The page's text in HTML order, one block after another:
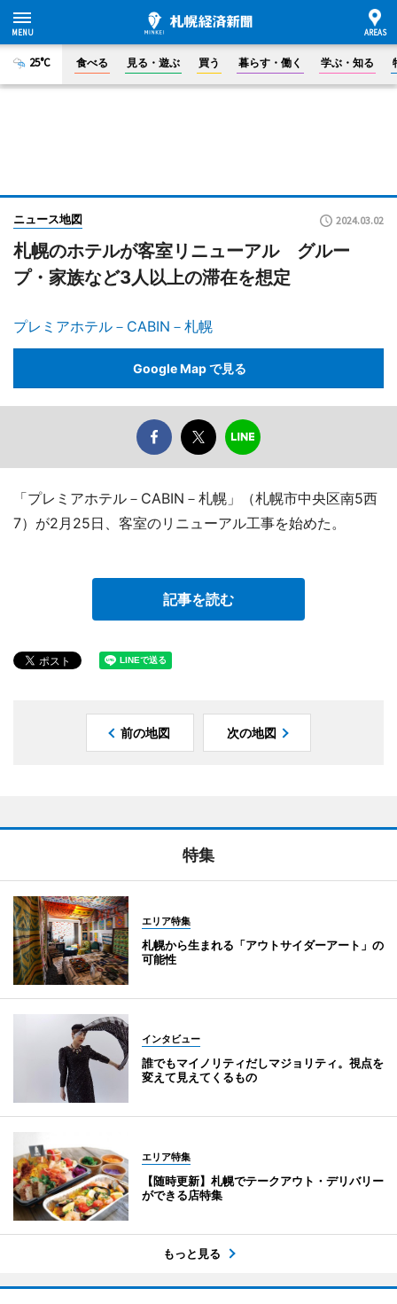
25°C 食べる 見る・遊ぶ 買う 暮らす・働く 学ぶ・知る
ニュース地図 2024.03.02
札幌のホテルが客室リニューアル グルー
プ・家族など3人以上の滞在を想定
プレミアホテル－CABIN－札幌
Google Map で見る
「プレミアホテル－CABIN－札幌」（札幌市中央区南5西
7）が2月25日、客室のリニューアル工事を始めた。
記事を読む
前の地図 次の地図
特集
エリア特集
札幌から生まれる「アウトサイダーアート」の
可能性
インタビュー
誰でもマイノリティだしマジョリティ。視点を
変えて見えてくるもの
エリア特集
【随時更新】札幌でテークアウト・デリバリー
ができる店特集
もっと見る